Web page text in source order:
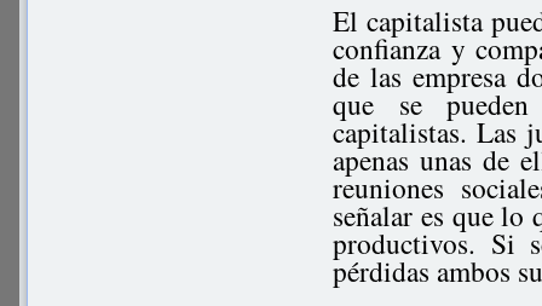
El capitalista
confianza y
de las empresa
que se
capitalistas. Las
apenas unas de
reuniones
señalar es que lo
productivos. Si
pérdidas ambos